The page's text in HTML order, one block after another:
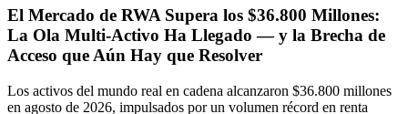
El Mercado de RWA Supera los $36.800 Millones:
La Ola Multi-Activo Ha Llegado — y la Brecha de
Acceso que Aún Hay que Resolver
Los activos del mundo real en cadena alcanzaron $36.800 millones
en agosto de 2026, impulsados por un volumen récord en renta